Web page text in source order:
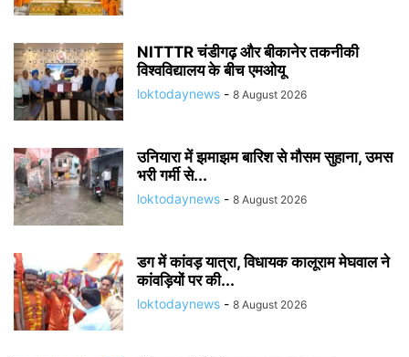
NITTTR चंडीगढ़ और बीकानेर तकनीकी
विश्वविद्यालय के बीच एमओयू
loktodaynews - 8 August 2026
उनियारा में झमाझम बारिश से मौसम सुहाना, उमस
भरी गर्मी से...
loktodaynews - 8 August 2026
डग में कांवड़ यात्रा, विधायक कालूराम मेघवाल ने
कांवड़ियों पर की...
loktodaynews - 8 August 2026